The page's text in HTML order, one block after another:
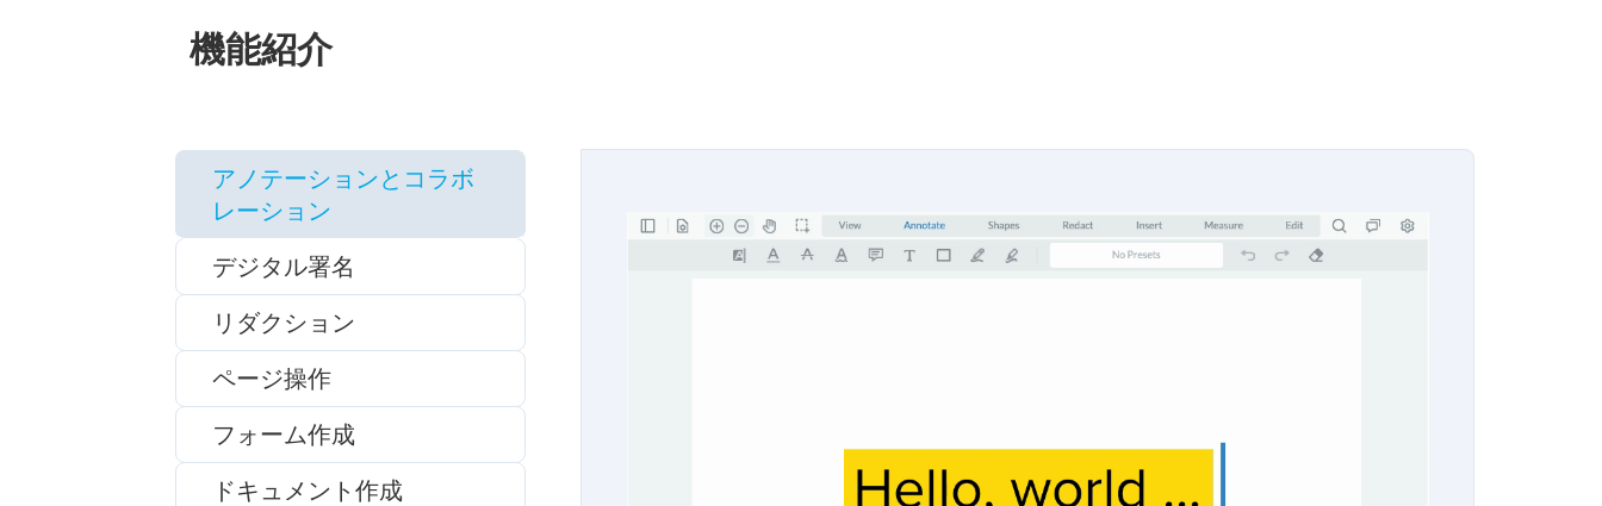
機能紹介
アノテーションとコラボ
レーション
デジタル署名
リダクション
ページ操作
フォーム作成
ドキュメント作成